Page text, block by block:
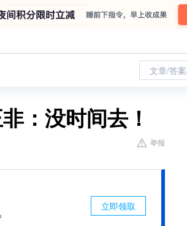
文章/答
：没时间去！
举报
立即领取